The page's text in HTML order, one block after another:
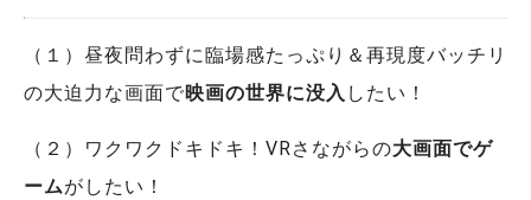
（１）昼夜問わずに臨場感たっぷり＆再現度バッチリ
の大迫力な画面で映画の世界に没入 したい！
（２）ワクワクドキドキ！VRさながらの大画面でゲ
ームがしたい！